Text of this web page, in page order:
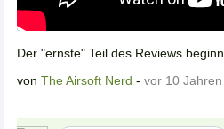
Der "ernste" Teil des Reviews
von The Airsoft Nerd - vor 10 Jahren